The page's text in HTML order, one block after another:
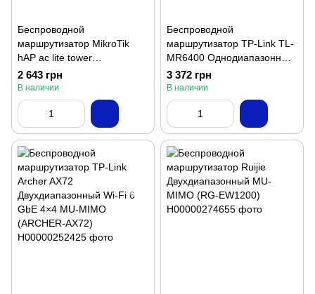
Беспроводной
маршрутизатор MikroTik
hAP ac lite tower
Двухдиапазонный MU-
MIMO (RB952Ui-5ac2nD-
TC)
2 643 грн
В наличии
Беспроводной
маршрутизатор TP-Link TL-
MR6400 Однодиапазонный
MU-MIMO (TL-MR6400)
3 372 грн
В наличии